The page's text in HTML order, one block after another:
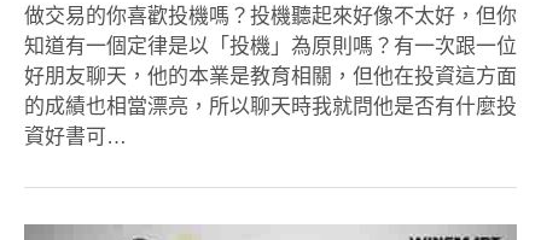
做交易的你喜歡投機嗎？投機聽起來好像不太好，但你
知道有一個定律是以「投機」為原則嗎？有一次跟一位
好朋友聊天，他的本業是教育相關，但他在投資這方面
的成績也相當漂亮，所以聊天時我就問他是否有什麼投
資好書可…